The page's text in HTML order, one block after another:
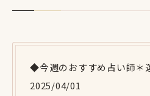
◆今週のおすすめ占い師
2025/04/01